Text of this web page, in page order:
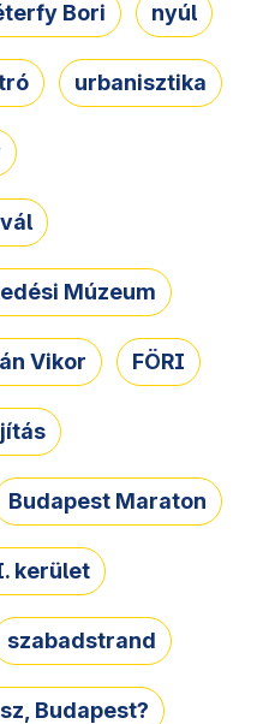
Bori nyúl
urbanisztika
Múzeum
Vikor FÖRI
Budapest Maraton
kerület
szabadstrand
Budapest?